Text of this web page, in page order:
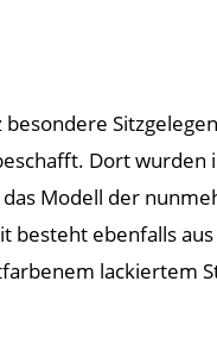
Dort wurden
Modell der
ebenfalls
lackiertem